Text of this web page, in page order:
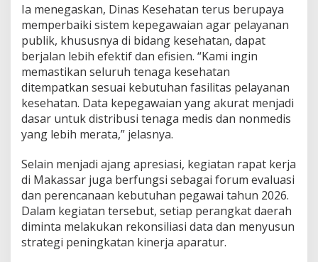
Ia menegaskan, Dinas Kesehatan terus berupaya
memperbaiki sistem kepegawaian agar pelayanan
publik, khususnya di bidang kesehatan, dapat
berjalan lebih efektif dan efisien. “Kami ingin
memastikan seluruh tenaga kesehatan
ditempatkan sesuai kebutuhan fasilitas pelayanan
kesehatan. Data kepegawaian yang akurat menjadi
dasar untuk distribusi tenaga medis dan nonmedis
yang lebih merata,” jelasnya.
Selain menjadi ajang apresiasi, kegiatan rapat kerja
di Makassar juga berfungsi sebagai forum evaluasi
dan perencanaan kebutuhan pegawai tahun 2026.
Dalam kegiatan tersebut, setiap perangkat daerah
diminta melakukan rekonsiliasi data dan menyusun
strategi peningkatan kinerja aparatur.